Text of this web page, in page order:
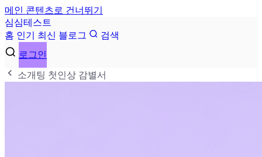
메인 콘텐츠로 건너뛰기
심심테 스 트
홈 인기 최신 블로그
검색
로그인
소개팅 첫인상 감별서